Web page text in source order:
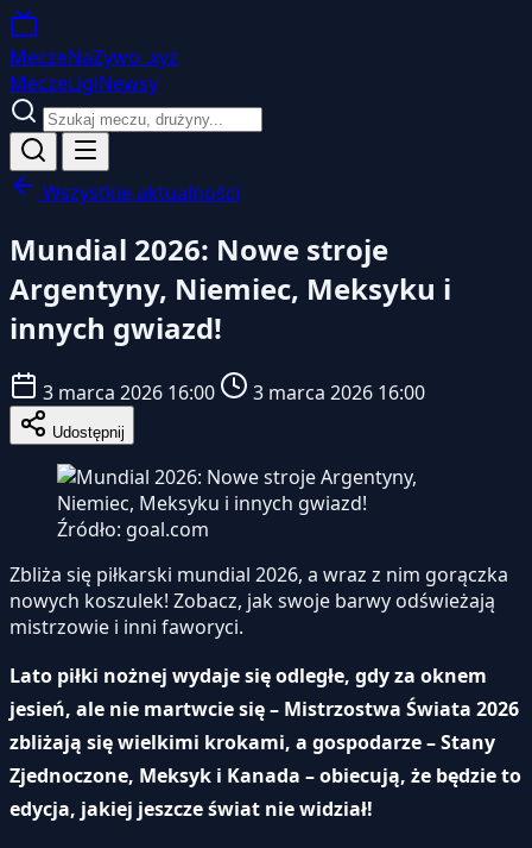
MeczeNaZywo .xyz
MeczeLigiNewsy
Wszystkie aktualności
Mundial 2026: Nowe stroje
Argentyny, Niemiec, Meksyku i
innych gwiazd!
3 marca 2026 16:00 3 marca 2026 16:00
Udostępnij
Źródło: goal.com
Zbliża się piłkarski mundial 2026, a wraz z nim gorączka
nowych koszulek! Zobacz, jak swoje barwy odświeżają
mistrzowie i inni faworyci.
Lato piłki nożnej wydaje się odległe, gdy za oknem
jesień, ale nie martwcie się – Mistrzostwa Świata 2026
zbliżają się wielkimi krokami, a gospodarze – Stany
Zjednoczone, Meksyk i Kanada – obiecują, że będzie to
edycja, jakiej jeszcze świat nie widział!